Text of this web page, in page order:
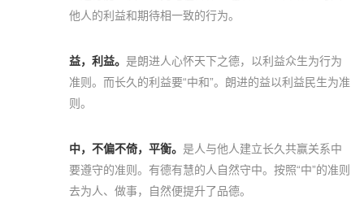
他人的利益和期待相一致的行为。
益，利益。 是朗进人心怀天下之德，以利益众生为行为
准则。而长久的利益要“中和”。朗进的益以利益民生为准
则。
中，不偏不倚，平衡。 是人与他人建立长久共赢关系中
要遵守的准则。有德有慧的人自然守中。按照“中”的准则
去为人、做事，自然便提升了品德。